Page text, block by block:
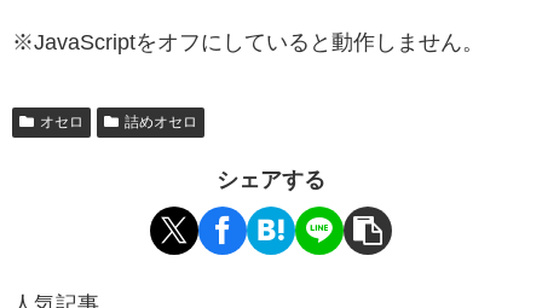
※JavaScriptをオフにしていると動作しません。
オセロ 詰めオセロ
シェアする